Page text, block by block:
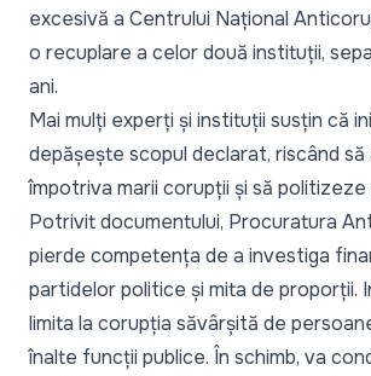
excesivă a Centrului Național
o recuplare a celor două instituții,
ani.
Mai mulți experți și instituții susțin că
depășește scopul declarat, riscând
împotriva marii corupții și să
Potrivit documentului, Procuratura
pierde competența de a investiga
partidelor politice și mita de proporții.
limita la corupția săvârșită de
înalte funcții publice. În schimb, va